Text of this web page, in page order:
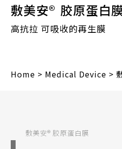
敷美安® 胶原蛋白
高抗拉 可吸收的再生膜
Home > Medical Device >
敷美安® 胶原蛋白膜